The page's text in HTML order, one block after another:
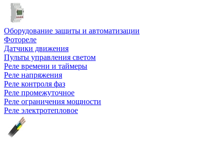
Оборудование защиты и автоматизации
Фотореле
Датчики движения
Пульты управления светом
Реле времени и таймеры
Реле напряжения
Реле контроля фаз
Реле промежуточное
Реле ограничения мощности
Реле электротепловое